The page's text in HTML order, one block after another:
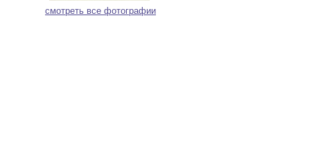
смотреть все фотографии